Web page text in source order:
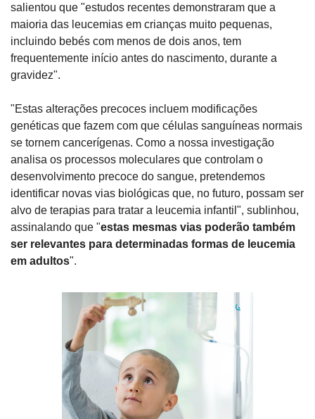
salientou que "estudos recentes demonstraram que a
maioria das leucemias em crianças muito pequenas,
incluindo bebés com menos de dois anos, tem
frequentemente início antes do nascimento, durante a
gravidez".
"Estas alterações precoces incluem modificações
genéticas que fazem com que células sanguíneas normais
se tornem cancerígenas. Como a nossa investigação
analisa os processos moleculares que controlam o
desenvolvimento precoce do sangue, pretendemos
identificar novas vias biológicas que, no futuro, possam ser
alvo de terapias para tratar a leucemia infantil", sublinhou,
assinalando que "estas mesmas vias poderão também
ser relevantes para determinadas formas de leucemia
em adultos".